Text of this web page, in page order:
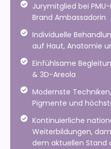
Jurymitglied bei
Brand Ambassadorin
Individuelle
auf Haut, Anatomie
Einfühlsame
& 3D-Areola
Modernste
Pigmente und
Kontinuierliche
Weiterbildungen,
dem aktuellen Stand